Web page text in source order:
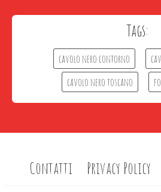
Tags:
cavolo nero contorno
cavolo nero toscano
Contatti Privacy Policy